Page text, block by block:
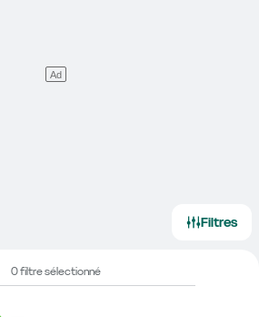
Filtres
0 filtre sélectionné